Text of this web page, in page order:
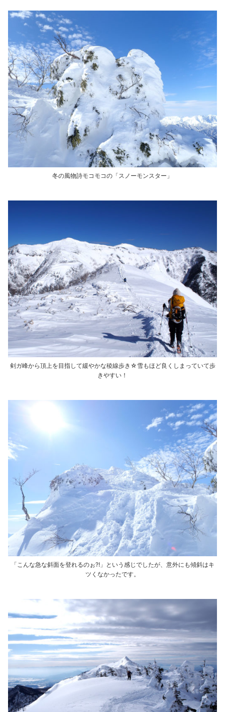
冬の風物詩モコモコの「スノーモンスター」
剣ガ峰から頂上を目指して緩やかな稜線歩き☆雪もほど良くしまっていて歩
きやすい！
「こんな急な斜面を登れるのぉ⁈」という感じでしたが、意外にも傾斜はキ
ツくなかったです。